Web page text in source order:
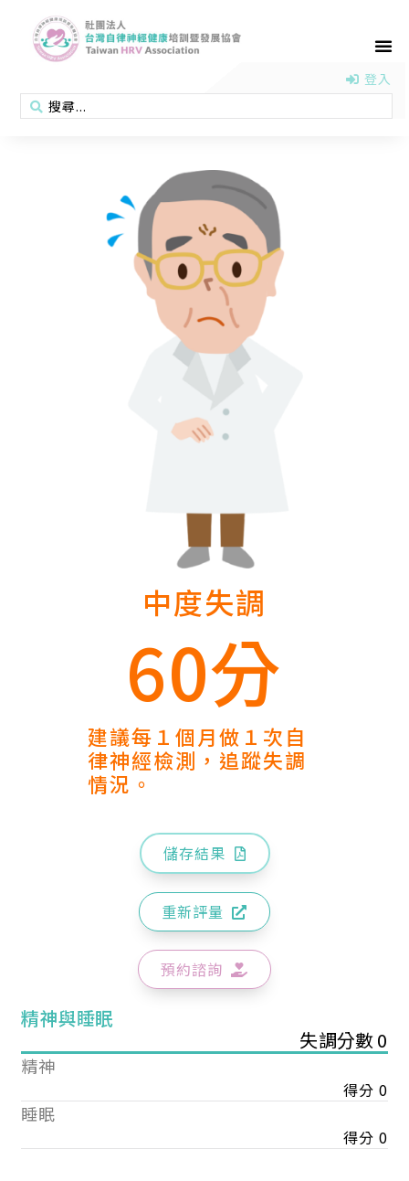
登入
中度失調
60分
建議每１個月做１次自
律神經檢測，追蹤失調
情況。
儲存結果
重新評量
預約諮詢
精神與睡眠
失調分數 0
精神
得分 0
睡眠
得分 0